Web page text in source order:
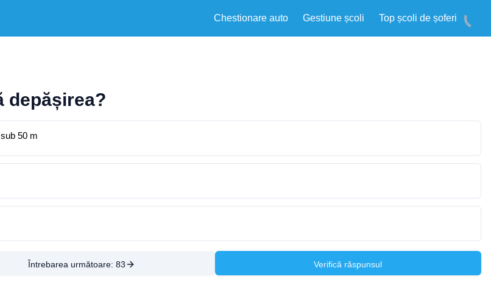
Chestionare auto Gestiune școli Top școli de șoferi
depășirea?
50 m
Întrebarea următoare: 83 Verifică răspunsul